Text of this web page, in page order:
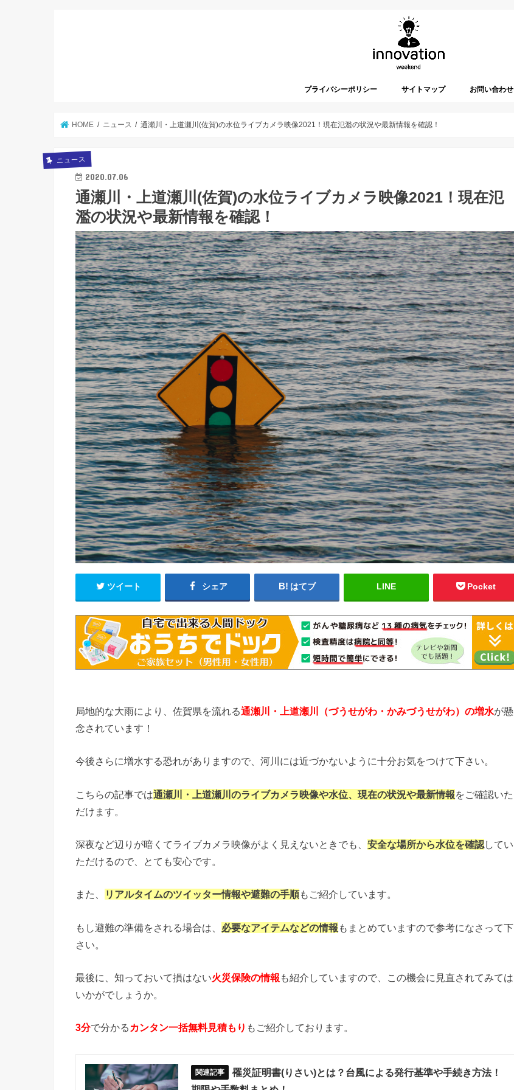
プライバシーポリシー サイトマップ お問い合わせ
HOME ニュース 通瀬川・上道瀬川(佐賀)の水位ライブカメラ映像2021！現在氾濫の状況や最新情報を確認！
ニュース
2020.07.06
通瀬川・上道瀬川(佐賀)の水位ライブカメラ映像2021！現在氾
濫の状況や最新情報を確認！
ツイート シェア はてブ LINE Pocket
局地的な大雨により、佐賀県を流れる通瀬川・上道瀬川 （づうせがわ・かみづうせがわ）の増水が懸
念されています！
今後さらに増水する恐れがありますので、河川には近づかないように十分お気をつけて下さい。
こちらの記事では通瀬川・上道瀬川のライブカメラ映像や水位、現在の状況や最新情報をご確認いた
だけます。
深夜など辺りが暗くてライブカメラ映像がよく見えないときでも、 安全な場所から水位を確認してい
ただけるので、とても安心です。
また、 リアルタイムのツイッター情報や避難の手順もご紹介しています。
もし避難の準備をされる場合は、 必要なアイテムなどの情報 もまとめていますので参考になさって下
さい。
最後に、知っておいて損はない火災保険の情報 も紹介していますので、この機会に見直されてみては
いかがでしょうか。
3分で分かる カンタン一括無料見積もり もご紹介しております。
罹災証明書(りさい)とは？台風による発行基準や手続き方法！